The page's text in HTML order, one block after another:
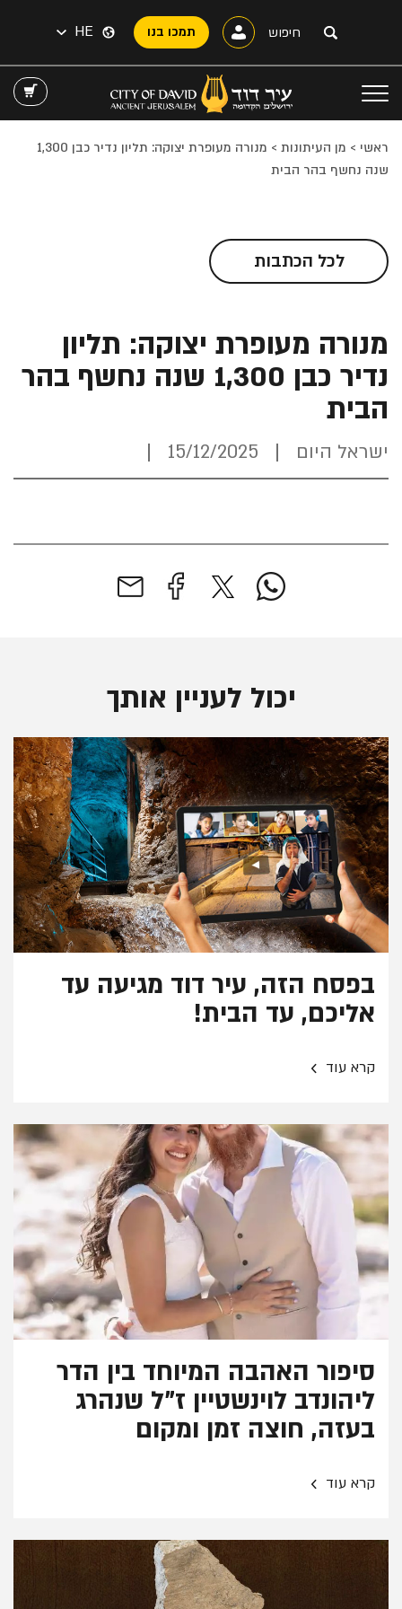
תמכו בנו HE
ראשי > מן העיתונות >
מנורה מעופרת יצוקה: תליון נדיר כבן 1,300
שנה נחשף בהר הבית
לכל הכתבות
מנורה מעופרת יצוקה: תליון
נדיר כבן 1,300 שנה נחשף בהר
הבית
ישראל היום 15/12/2025
יכול לעניין אותך
בפסח הזה, עיר דוד מגיעה עד
אליכם, עד הבית!
קרא עוד ›
סיפור האהבה המיוחד בין הדר
ליהונדב לוינשטיין ז"ל שנהרג
בעזה, חוצה זמן ומקום
קרא עוד ›